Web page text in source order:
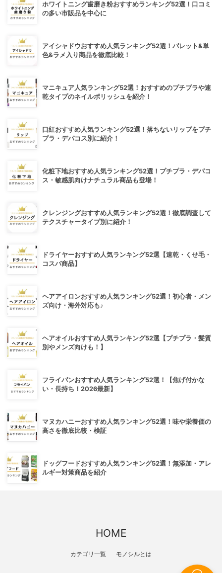
ホワイトニング歯磨き粉おすすめランキング52選！口コミ
の多い市販品を中心に
アイシャドウおすすめ人気ランキング52選！パレット&単
色&ラメ入り商品を徹底比較！
マニキュア人気ランキング52選！おすすめのプチプラや速
乾タイプのネイルポリッシュを紹介！
口紅おすすめ人気ランキング52選！落ちないリップをプチ
プラ・デパコス別に紹介！
化粧下地おすすめ人気ランキング52選！プチプラ・デパコ
ス・敏感肌向けナチュラル商品も登場！
クレンジングおすすめ人気ランキング52選！徹底調査して
テクスチャータイプ別に紹介！
ドライヤーおすすめ人気ランキング52選【速乾・くせ毛・
コスパ商品】
ヘアアイロンおすすめ人気ランキング52選！初心者・メン
ズ向け・海外対応も♪
ヘアオイルおすすめ人気ランキング52選【プチプラ・髪質
別やメンズ向けも！】
フライパンおすすめ人気ランキング52選！【焦げ付かな
い・長持ち！2026最新】
マヌカハニーおすすめ人気ランキング52選！味や栄養価の
高さを徹底比較・検証
ドッグフードおすすめ人気ランキング52選！無添加・アレ
ルギー対策商品を紹介
HOME
カテゴリ一覧 モノシルとは